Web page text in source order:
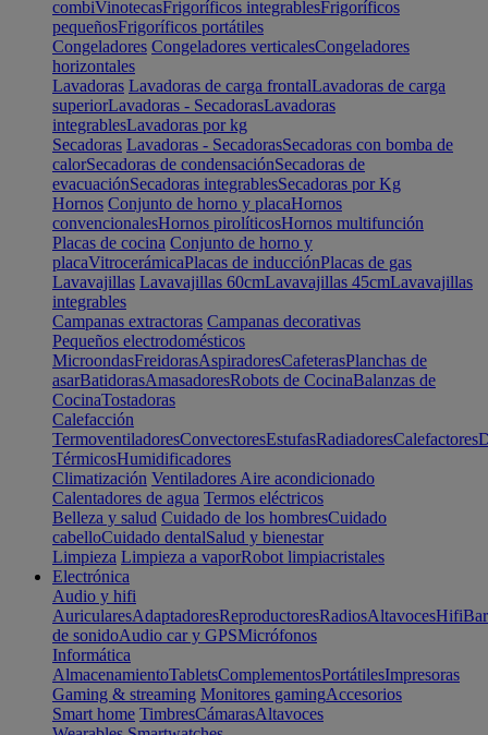
combiVinotecasFrigoríficos integrablesFrigoríficos
pequeñosFrigoríficos portátiles
Congeladores Congeladores verticalesCongeladores
horizontales
Lavadoras Lavadoras de carga frontalLavadoras de carga
superiorLavadoras - SecadorasLavadoras
integrablesLavadoras por kg
Secadoras Lavadoras - SecadorasSecadoras con bomba de
calorSecadoras de condensaciónSecadoras de
evacuaciónSecadoras integrablesSecadoras por Kg
Hornos Conjunto de horno y placaHornos
convencionalesHornos pirolíticosHornos multifunción
Placas de cocina Conjunto de horno y
placaVitrocerámicaPlacas de inducciónPlacas de gas
Lavavajillas Lavavajillas 60cmLavavajillas 45cmLavavajillas
integrables
Campanas extractoras Campanas decorativas
Pequeños electrodomésticos
MicroondasFreidorasAspiradoresCafeterasPlanchas de
asarBatidorasAmasadoresRobots de CocinaBalanzas de
CocinaTostadoras
Calefacción
TermoventiladoresConvectoresEstufasRadiadoresCalefactores
TérmicosHumidificadores
Climatización Ventiladores Aire acondicionado
Calentadores de agua Termos eléctricos
Belleza y salud Cuidado de los hombresCuidado
cabelloCuidado dentalSalud y bienestar
Limpieza Limpieza a vaporRobot limpiacristales
Electrónica
Audio y hifi
AuricularesAdaptadoresReproductoresRadiosAltavocesHifi
de sonidoAudio car y GPSMicrófonos
Informática
AlmacenamientoTabletsComplementosPortátilesImpresoras
Gaming & streaming Monitores gamingAccesorios
Smart home TimbresCámarasAltavoces